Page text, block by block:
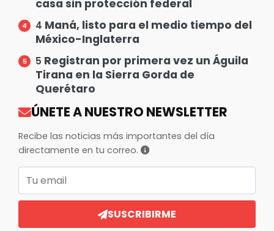
casa sin protección federal
4 Maná, listo para el medio tiempo del
México-Inglaterra
5 Registran por primera vez un Águila
Tirana en la Sierra Gorda de
Querétaro
ÚNETE A NUESTRO NEWSLETTER
Recibe las noticias más importantes del día
directamente en tu correo.
Correo electrónico
SUSCRIBIRME